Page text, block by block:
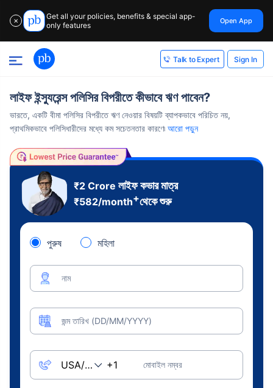
✕
Get all your policies, benefits & special app-
only features
Open App
Talk to Expert Sign In
লাইফ ইন্স্যুরেন্স পলিসির বিপরীতে কীভাবে ঋণ পাবেন?
ভারতে, একটি বীমা পলিসির বিপরীতে ঋণ নেওয়ার বিষয়টি ব্যাপকভাবে পরিচিত নয়,
প্রাথমিকভাবে পলিসিধারীদের মধ্যে কম সচেতনতার কারণে৷ আরো পড়ুন
₹2 Crore লাইফ কভার মাত্র
₹582/month+থেকে শুরু
পুরুষ মহিলা
নাম
জন্ম তারিখ (DD/MM/YYYY)
মোবাইল নম্বর